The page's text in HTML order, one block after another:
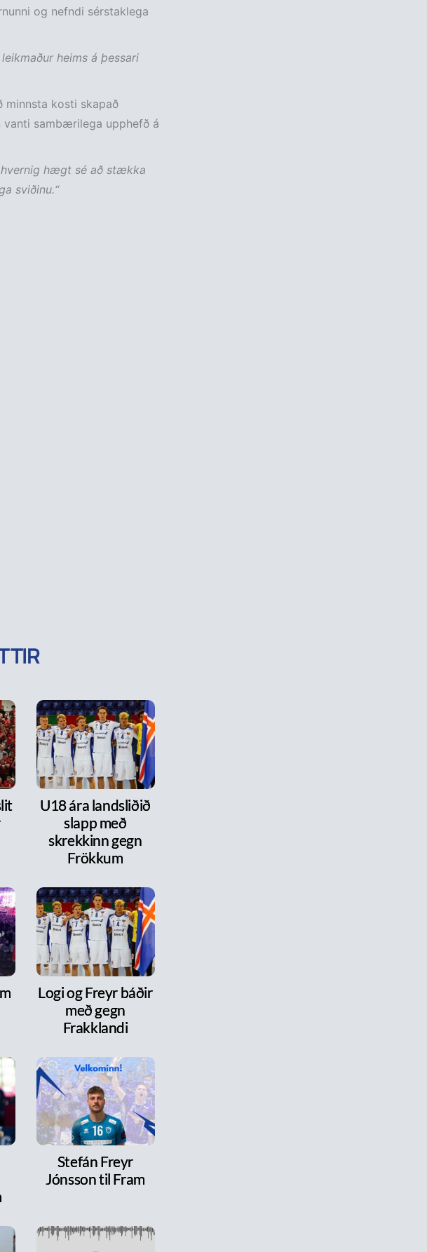
og nefndi sérstaklega
heims á þessari
minnsta kosti skapað
vanti sambærilega upphefð á
hvernig hægt sé að stækka
sviðinu.“
U18 ára landsliðið
slapp með
skrekkinn gegn
Frökkum
Logi og Freyr báðir
með gegn
Frakklandi
Stefán Freyr
Jónsson til Fram